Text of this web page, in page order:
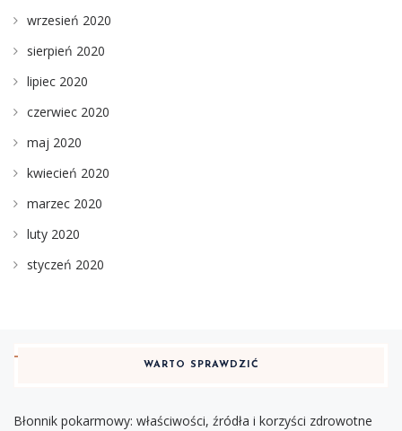
wrzesień 2020
sierpień 2020
lipiec 2020
czerwiec 2020
maj 2020
kwiecień 2020
marzec 2020
luty 2020
styczeń 2020
WARTO SPRAWDZIĆ
Błonnik pokarmowy: właściwości, źródła i korzyści zdrowotne